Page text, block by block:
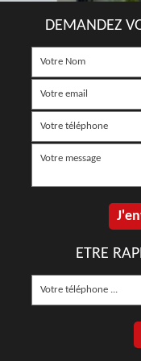
DEMANDEZ
ETRE